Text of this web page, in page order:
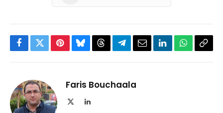
Facebook
TwitterPinterestBlueskyThreadsPartager
Telegram
EmailLinkedInWhatsApp
Faris Bouchaala
LinkedIn